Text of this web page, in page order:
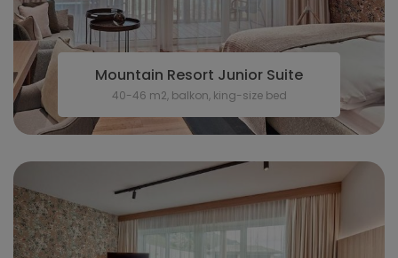
Mountain Resort Junior Suite
40-46 m2, balkon, king-size bed